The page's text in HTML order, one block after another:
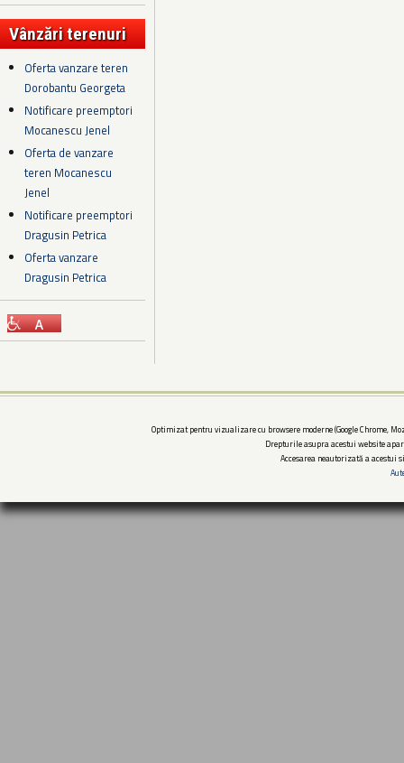
Vânzări terenuri
Oferta vanzare teren
Dorobantu Georgeta
Notificare preemptori
Mocanescu Jenel
Oferta de vanzare
teren Mocanescu
Jenel
Notificare preemptori
Dragusin Petrica
Oferta vanzare
Dragusin Petrica
Optimizat pentru vizualizare cu browsere moderne (Google Chrome,
Drepturile asupra acestui website
Accesarea neautorizată a acestui